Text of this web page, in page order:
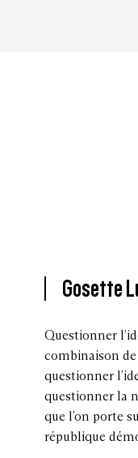
Gosette
Questionner
combinaison
questionner
questionner la
que l’on porte
république